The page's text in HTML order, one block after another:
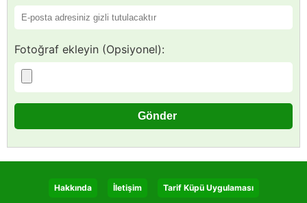
Fotoğraf ekleyin (Opsiyonel):
Hakkında İletişim Tarif Küpü Uygulaması